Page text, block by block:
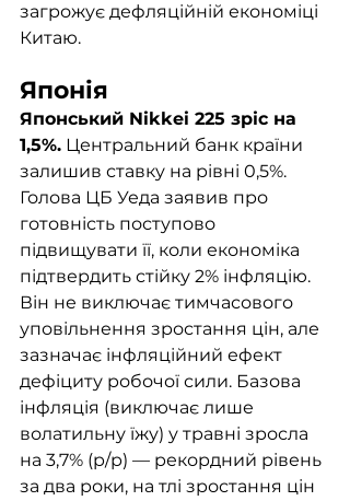
загрожує дефляційній економіці
Китаю.
Японський Nikkei 225 зріс на
1,5%. Центральний банк країни
залишив ставку на рівні 0,5%.
Голова ЦБ Уеда заявив про
готовність поступово
підвищувати її, коли економіка
підтвердить стійку 2% інфляцію.
Він не виключає тимчасового
уповільнення зростання цін, але
зазначає інфляційний ефект
дефіциту робочої сили. Базова
інфляція (виключає лише
волатильну їжу) у травні зросла
на 3,7% (р/р) — рекордний рівень
за два роки, на тлі зростання цін